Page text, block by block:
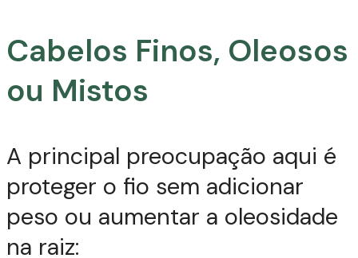
Cabelos Finos, Oleosos
ou Mistos
A principal preocupação aqui é
proteger o fio sem adicionar
peso ou aumentar a oleosidade
na raiz: